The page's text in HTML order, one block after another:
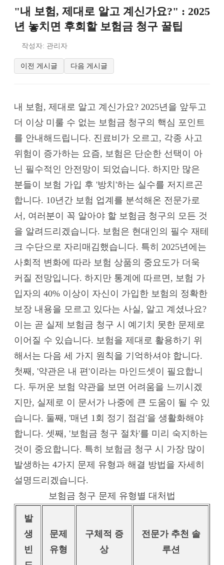
"내 보험, 제대로 알고 계신가요?" : 2025
년 놓치면 후회할 보험금 청구 꿀팁
작성자: 관리자
이전 게시글 다음 게시글
내 보험, 제대로 알고 계신가요? 2025년을 앞두고
더 이상 미룰 수 없는 보험금 청구의 핵심 포인트
를 안내해드립니다. 진료비가 오르고, 각종 사고
위험이 증가하는 요즘, 보험은 단순한 선택이 아
닌 필수적인 안전망이 되었습니다. 하지만 많은
분들이 보험 가입 후 '방치'하는 실수를 저지르곤
합니다. 10년간 보험 업계를 분석해온 전문가로
서, 여러분이 꼭 알아야 할 보험금 청구의 모든 것
을 알려드리겠습니다. 보험은 현대인의 필수 재테
크 수단으로 자리매김했습니다. 특히 2025년에는
사회적 변화에 따라 보험 상품의 중요도가 더욱
커질 전망입니다. 하지만 통계에 따르면, 보험 가
입자의 40% 이상이 자신이 가입한 보험의 정확한
보장 내용을 모르고 있다는 사실, 알고 계셨나요?
이는 곧 실제 보험금 청구 시 예기치 못한 문제로
이어질 수 있습니다. 보험을 제대로 활용하기 위
해서는 다음 세 가지 원칙을 기억하셔야 합니다.
첫째, '약관은 내 편'이라는 마인드셋이 필요합니
다. 두꺼운 보험 약관을 보면 어려움을 느끼시겠
지만, 실제로 이 문서가 나중에 큰 도움이 될 수 있
습니다. 둘째, '매년 1회 정기 점검'을 생활화해야
합니다. 셋째, '보험금 청구 절차'를 미리 숙지하는
것이 중요합니다. 특히 보험금 청구 시 가장 많이
발생하는 4가지 문제 유형과 해결 방법을 자세히
설명드리겠습니다.
보험금 청구 문제 유형별 대처법
발
생
빈
문제
유형
구체적 증
상
전문가 추천 솔
루션